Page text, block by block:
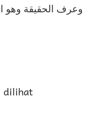
وعرف الحقيقة وهو
dilihat